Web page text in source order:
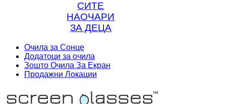
СИТЕ
НАОЧАРИ
ЗА ДЕЦА
Очила за Сонце
Додатоци за очила
Зошто Очила За Екран
Продажни Локации